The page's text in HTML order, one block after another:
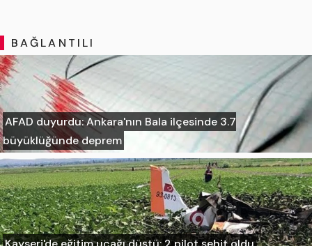
BAĞLANTILI
AFAD duyurdu: Ankara'nın Bala ilçesinde 3.7
büyüklüğünde deprem